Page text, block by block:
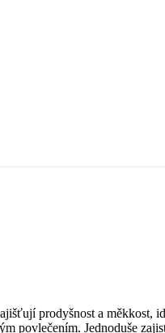
prodyšnost a měkkost,
povlečením. Jednoduše